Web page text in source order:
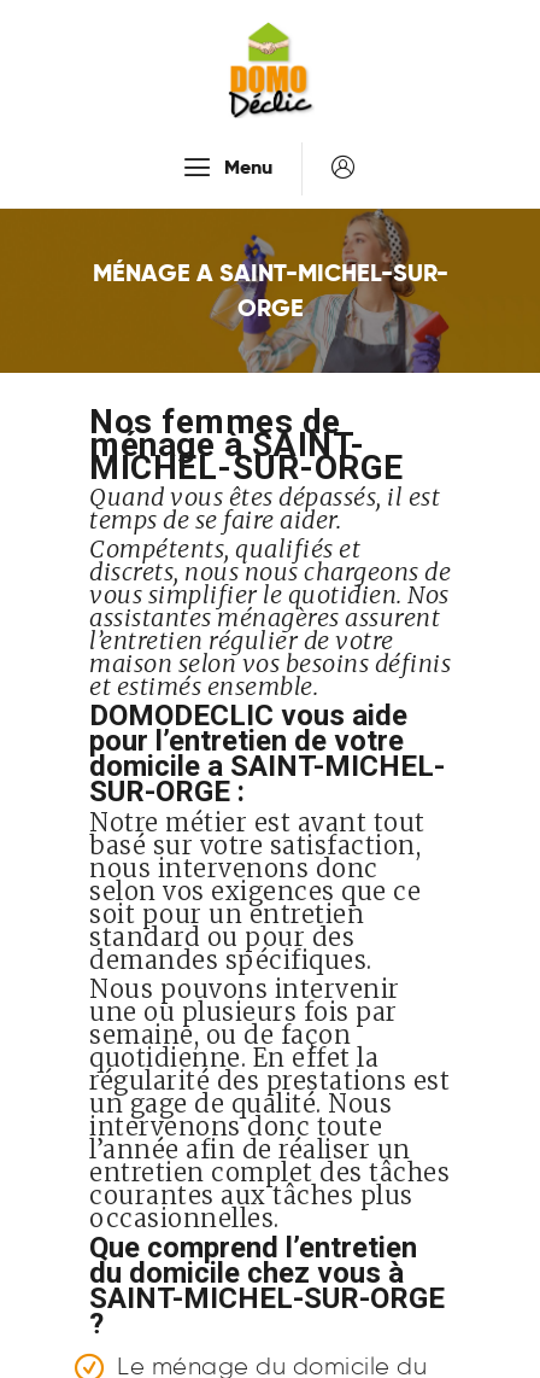
Menu
MÉNAGE A SAINT-MICHEL-SUR-
ORGE
Accueil
Recrutement
À Propos De Nous
Contactez-Nous
Nos femmes de
ménage à SAINT-
MICHEL-SUR-ORGE
Quand vous êtes dépassés, il est
temps de se faire aider.
Compétents, qualifiés et
discrets, nous nous chargeons de
vous simplifier le quotidien. Nos
assistantes ménagères assurent
l’entretien régulier de votre
maison selon vos besoins définis
et estimés ensemble.
DOMODECLIC vous aide
pour l’entretien de votre
domicile a SAINT-MICHEL-
SUR-ORGE :
Notre métier est avant tout
basé sur votre satisfaction,
nous intervenons donc
selon vos exigences que ce
soit pour un entretien
standard ou pour des
demandes spécifiques.
Nous pouvons intervenir
une ou plusieurs fois par
semaine, ou de façon
quotidienne. En effet la
régularité des prestations est
un gage de qualité. Nous
intervenons donc toute
l’année afin de réaliser un
entretien complet des tâches
courantes aux tâches plus
occasionnelles.
Que comprend l’entretien
du domicile chez vous à
SAINT-MICHEL-SUR-ORGE
?
Le ménage du domicile du